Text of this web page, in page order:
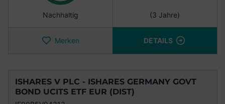
Nachhaltig (3 Jahre)
Merken DETAILS
ISHARES V PLC - ISHARES GERMANY GOVT
BOND UCITS ETF EUR (DIST)